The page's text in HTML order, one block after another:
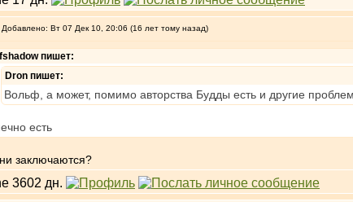
Добавлено: Вт 07 Дек 10, 20:06 (16 лет тому назад)
пишет:
Dron пишет:
Вольф, а может, помимо авторства Будды есть и другие
есть
заключаются?